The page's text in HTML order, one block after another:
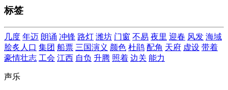
标签
几度 年迈 朗诵 冲锋 路灯 潍坊 门窗 不易 夜里 迎春 风发 海域
脍炙人口 集团 船票 三国演义 颜色 杜鹃 配角 天府 虚设 带着
豪情壮志 工会 江西 自负 升腾 照着 边关 能力
声乐